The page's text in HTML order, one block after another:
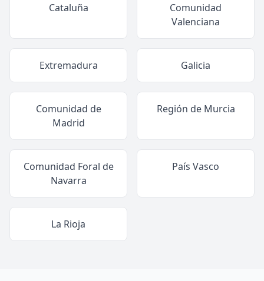
Cataluña
Comunidad
Valenciana
Extremadura Galicia
Comunidad de
Madrid
Región de Murcia
Comunidad Foral de
Navarra
País Vasco
La Rioja